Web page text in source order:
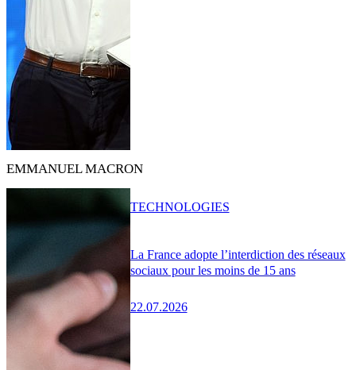
EMMANUEL MACRON
La France adopte l’interdiction des réseaux
sociaux pour les moins de 15 ans
22.07.2026
TECHNOLOGIES